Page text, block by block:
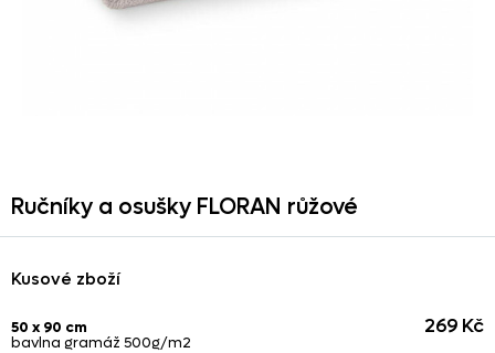
Ručníky a osušky FLORAN růžové
Kusové zboží
50 x 90 cm
bavlna gramáž 500g/m2
269 Kč